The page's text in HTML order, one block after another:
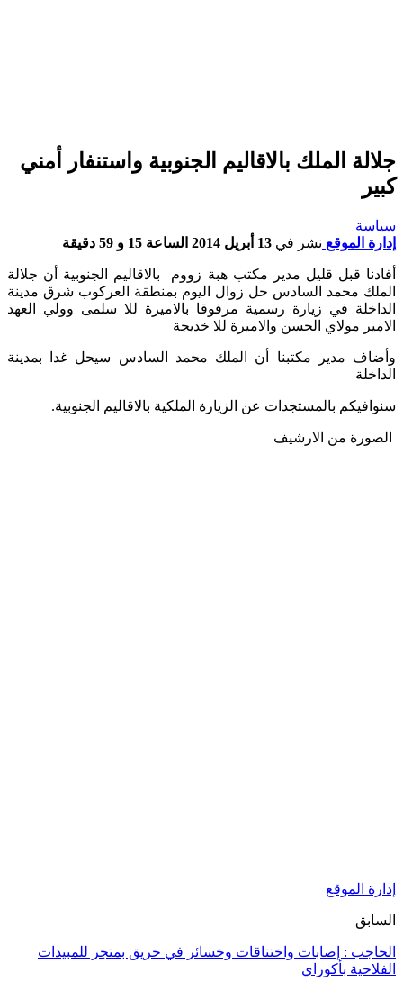
جلالة الملك بالاقاليم الجنوبية واستنفار أمني
كبير
سياسة
إدارة الموقع نشر في 13 أبريل 2014 الساعة 15 و 59 دقيقة
أفادنا قبل قليل مدير مكتب هبة زووم بالاقاليم الجنوبية أن جلالة
الملك محمد السادس حل زوال اليوم بمنطقة العركوب شرق مدينة
الداخلة في زيارة رسمية مرفوقا بالاميرة للا سلمى وولي العهد
الامير مولاي الحسن والاميرة للا خديجة
وأضاف مدير مكتبنا أن الملك محمد السادس سيحل غدا بمدينة
الداخلة
سنوافيكم بالمستجدات عن الزيارة الملكية بالاقاليم الجنوبية.
الصورة من الارشيف
إدارة الموقع
السابق
الحاجب : إصابات واختناقات وخسائر في حريق بمتجر للمبيدات
الفلاحية بأكوراي